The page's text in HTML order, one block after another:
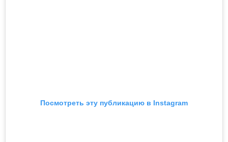
Посмотреть эту публикацию в Instagram